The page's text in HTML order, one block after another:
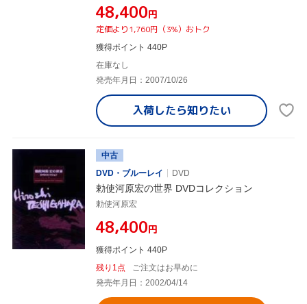
¥48,400円
定価より1,760円（3%）おトク
獲得ポイント 440P
在庫なし
発売年月日：2007/10/26
入荷したら知りたい
中古
DVD・ブルーレイ
DVD
勅使河原宏の世界 DVDコレクション
勅使河原宏
¥48,400円
獲得ポイント 440P
残り1点
ご注文はお早めに
発売年月日：2002/04/14